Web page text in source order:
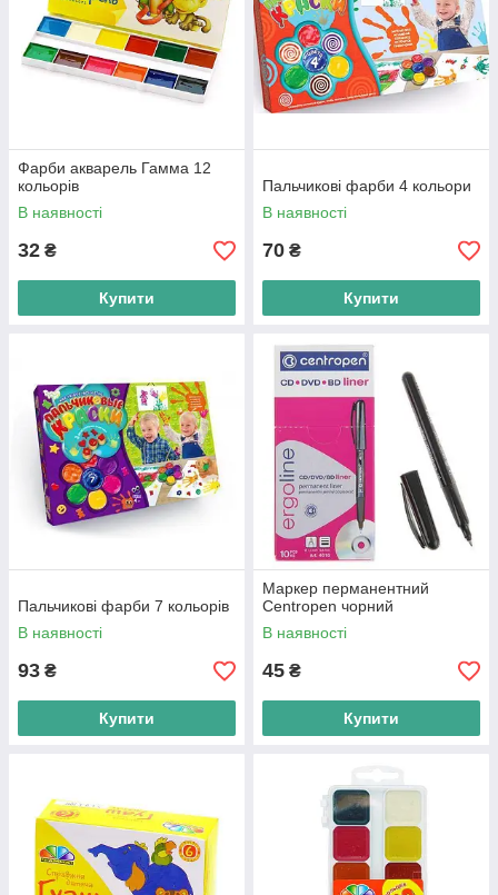
Фарби акварель Гамма 12
кольорів
В наявності
32 ₴
Купити
Пальчикові фарби 4 кольори
В наявності
70 ₴
Купити
Пальчикові фарби 7 кольорів
В наявності
93 ₴
Купити
Маркер перманентний
Centropen чорний
В наявності
45 ₴
Купити